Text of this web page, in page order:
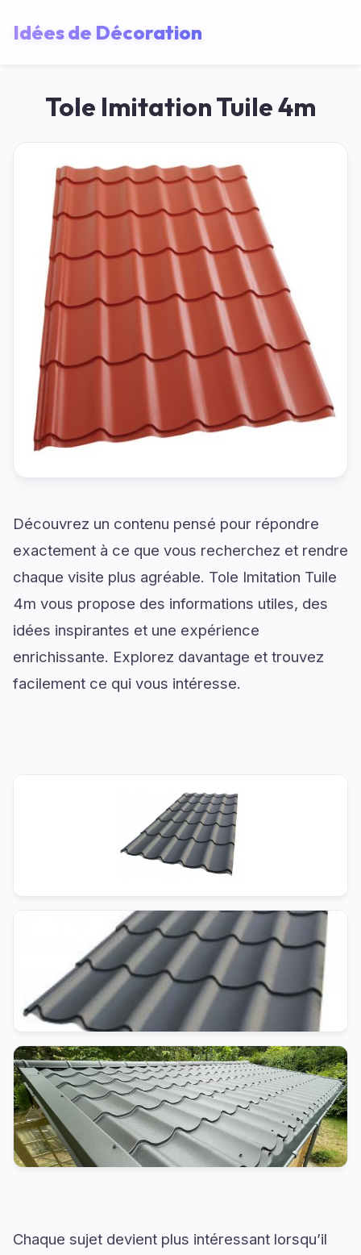
Idées de Décoration
Tole Imitation Tuile 4m
Découvrez un contenu pensé pour répondre
exactement à ce que vous recherchez et rendre
chaque visite plus agréable. Tole Imitation Tuile
4m vous propose des informations utiles, des
idées inspirantes et une expérience
enrichissante. Explorez davantage et trouvez
facilement ce qui vous intéresse.
Chaque sujet devient plus intéressant lorsqu’il